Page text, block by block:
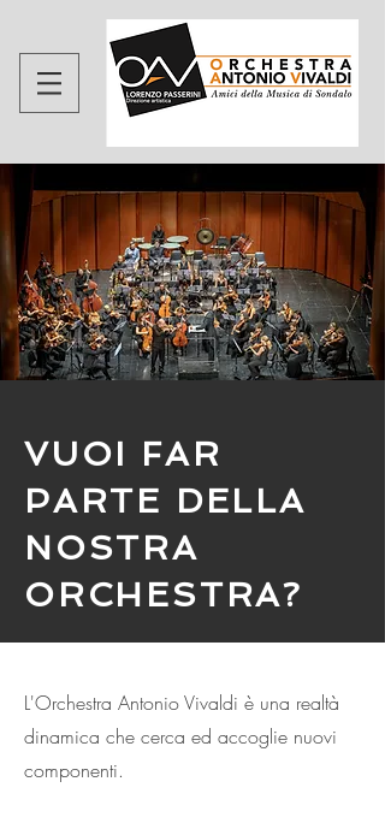
VUOI FAR
PARTE DELLA
NOSTRA
ORCHESTRA?
L'Orchestra Antonio Vivaldi è una realtà
dinamica che cerca ed accoglie nuovi
componenti.